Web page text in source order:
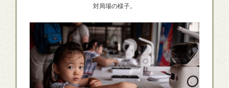
対局場の様子。